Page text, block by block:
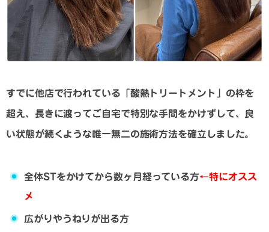
すでに他店で行われている「酸熱トリートメント」の枠を
超え、長きに渡ってご自宅で特別な手間をかけずして、良
い状態が続くような唯一無二の施術方法を確立しました。
全体STをかけてから数ヶ月経っている方←特にオスス
メ
広がりやうねりが出る方